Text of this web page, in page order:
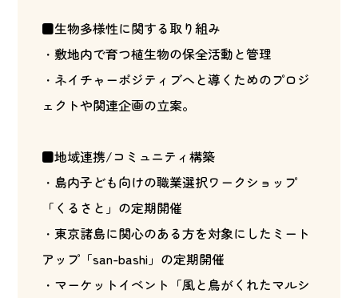
■生物多様性に関する取り組み
・敷地内で育つ植生物の保全活動と管理
・ネイチャーポジティブへと導くためのプロジ
ェクトや関連企画の立案。
■地域連携/コミュニティ構築
・島内子ども向けの職業選択ワークショップ
「くるさと」の定期開催
・東京諸島に関心のある方を対象にしたミート
アップ「san-bashi」の定期開催
・マーケットイベント「風と鳥がくれたマルシ